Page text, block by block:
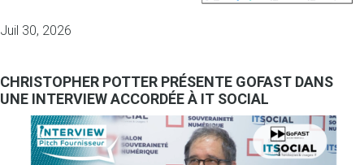
Juil 30, 2026
CHRISTOPHER POTTER PRÉSENTE GOFAST DANS
UNE INTERVIEW ACCORDÉE À IT SOCIAL